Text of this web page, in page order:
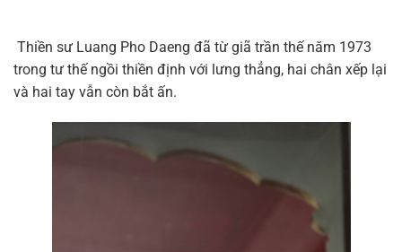
Thiền sư Luang Pho Daeng đã từ giã trần thế năm 1973
trong tư thế ngồi thiền định với lưng thẳng, hai chân xếp lại
và hai tay vẫn còn bắt ấn.